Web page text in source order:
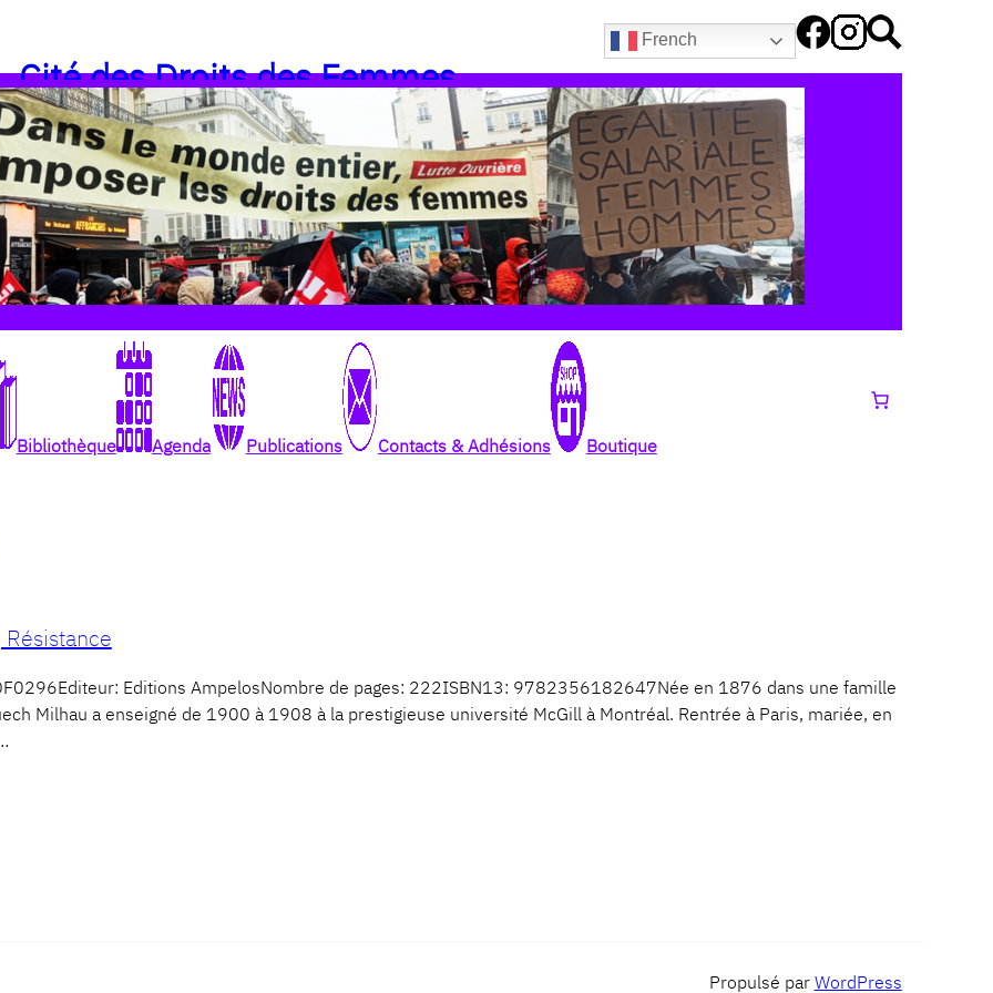
French
Cité des Droits des Femmes
Bibliothèque Agenda Publications Contacts & Adhésions Boutique
Editions AmpelosNombre de pages: 222ISBN13: 9782356182647Née en 1876 dans une famille
Milhau a enseigné de 1900 à 1908 à la prestigieuse université McGill à Montréal. Rentrée à Paris, mariée, en
Propulsé par WordPress